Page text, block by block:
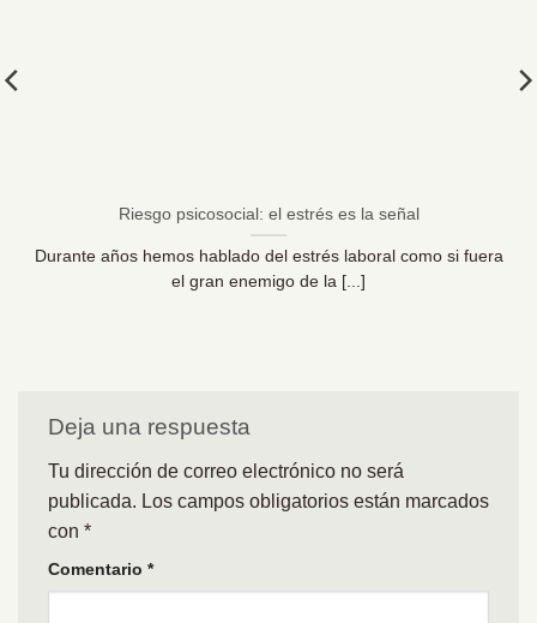
Riesgo psicosocial: el estrés es la señal
Durante años hemos hablado del estrés laboral como si fuera
el gran enemigo de la [...]
Deja una respuesta
Tu dirección de correo electrónico no será
publicada. Los campos obligatorios están marcados
con *
Comentario *